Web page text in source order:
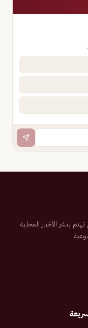
إلكترونية سعودية تم تأسيسها عام 2007م تهتم بنشر الأخبار المحلية